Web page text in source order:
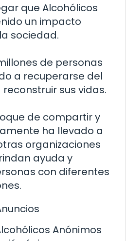
que Alcohólicos
un impacto
sociedad.
de personas
a recuperarse del
sus vidas.
de compartir y
ha llevado a
organizaciones
ayuda y
con diferentes
Anónimos